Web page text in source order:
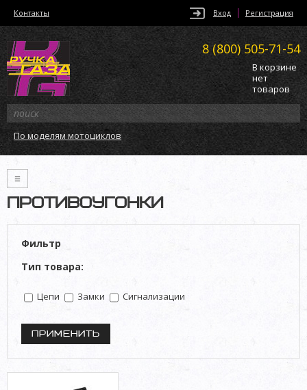
Вход Регистрация
Контакты
8 (800) 505-71-54
В корзине
нет
товаров
По моделям мотоциклов
≡
ПРОТИВОУГОНКИ
Фильтр
Тип товара:
Цепи Замки Сигнализации